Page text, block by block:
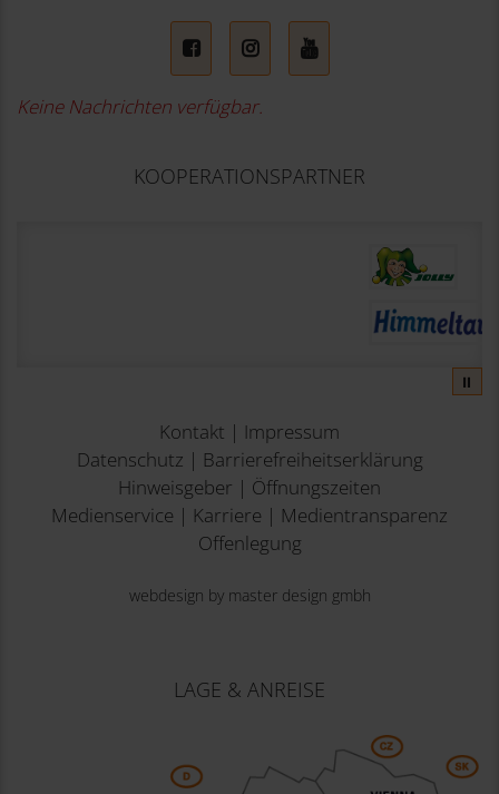
FacebookInstagramYouTube
Keine Nachrichten verfügbar.
KOOPERATIONSPARTNER
⏸
Kontakt | Impressum
Datenschutz | Barrierefreiheitserklärung
Hinweisgeber | Öffnungszeiten
Medienservice | Karriere | Medientransparenz
Offenlegung
webdesign by master design gmbh
LAGE & ANREISE